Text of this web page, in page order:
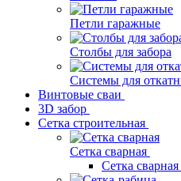
Петли гаражные
Столбы для забора
Системы для
Винтовые сваи
3D забор
Сетка строительная
Сетка сварная
Сетка